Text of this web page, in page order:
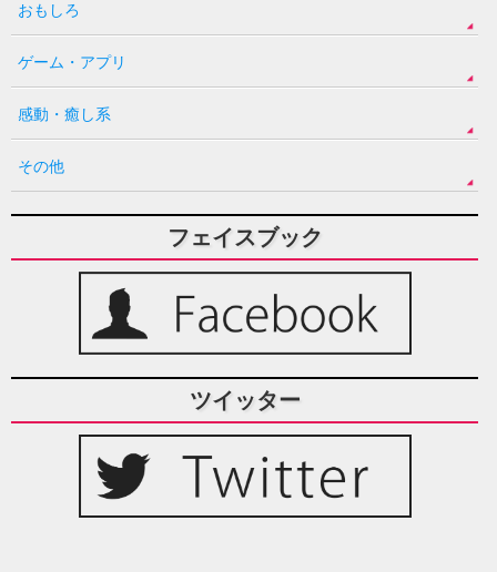
おもしろ
ゲーム・アプリ
感動・癒し系
その他
フェイスブック
ツイッター